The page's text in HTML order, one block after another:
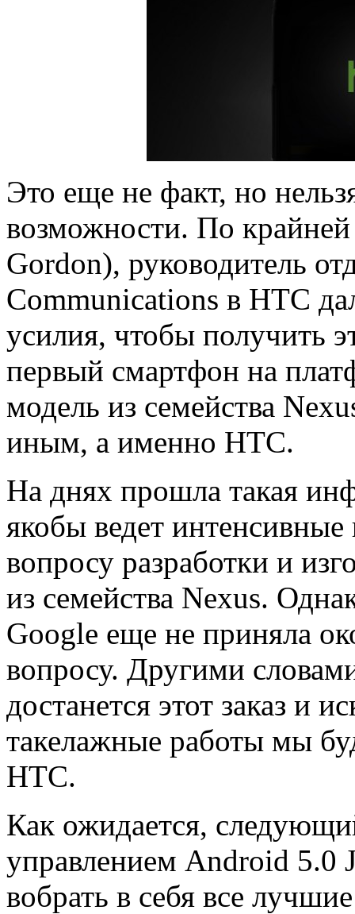
Это еще не факт, но
возможности. По
Gordon), руководитель
Communications в HTC
усилия, чтобы получить
первый смартфон на
модель из семейства
иным, а именно HTC.
На днях прошла такая
якобы ведет
вопросу разработки и
из семейства Nexus.
Google еще не приняла
вопросу. Другими
достанется этот заказ и
такелажные работы мы
HTC.
Как ожидается,
управлением Android 5.0
вобрать в себя все